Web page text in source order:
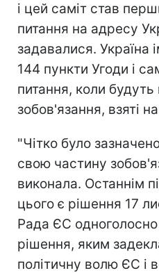
і цей саміт став
питання на адресу
задавалися. Україна
144 пункти Угоди і
питання, коли будуть
зобов'язання, взяті
"Чітко було
свою частину
виконала. Останнім
цього є рішення 17
Рада ЄС
рішення, яким
політичну волю ЄС і